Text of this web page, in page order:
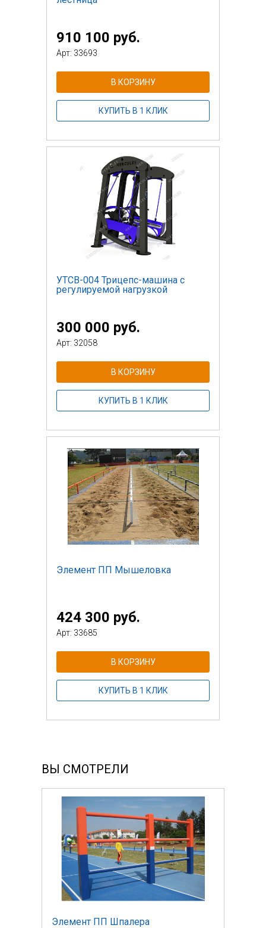
910 100 руб.
Арт: 33693
В КОРЗИНУ
КУПИТЬ В 1 КЛИК
УТСВ-004 Трицепс-машина с
регулируемой нагрузкой
300 000 руб.
Арт: 32058
В КОРЗИНУ
КУПИТЬ В 1 КЛИК
Элемент ПП Мышеловка
424 300 руб.
Арт: 33685
В КОРЗИНУ
КУПИТЬ В 1 КЛИК
ВЫ СМОТРЕЛИ
Элемент ПП Шпалера